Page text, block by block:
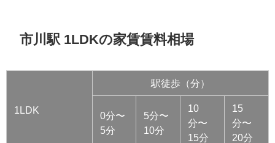
市川駅 1LDKの家賃賃料相場
1LDK
駅徒歩（分）
0分〜
5分
5分〜
10分
10
分〜
15分
15
分〜
20分